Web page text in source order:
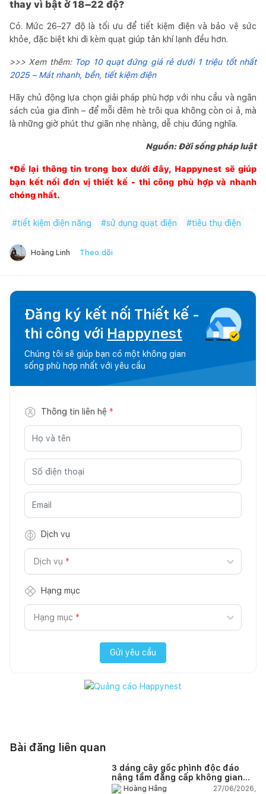
thay vì bật ở 18–22 độ?
Có. Mức 26–27 độ là tối ưu để tiết kiệm điện và bảo vệ sức
khỏe, đặc biệt khi đi kèm quạt giúp tản khí lạnh đều hơn.
>>> Xem thêm: Top 10 quạt đứng giá rẻ dưới 1 triệu tốt nhất
2025 – Mát nhanh, bền, tiết kiệm điện
Hãy chủ động lựa chọn giải pháp phù hợp với nhu cầu và ngân
sách của gia đình – để mỗi đêm hè trôi qua không còn oi ả, mà
là những giờ phút thư giãn nhẹ nhàng, dễ chịu đúng nghĩa.
Nguồn: Đời sống pháp luật
*Để lại thông tin trong box dưới đây, Happynest sẽ giúp
bạn kết nối đơn vị thiết kế - thi công phù hợp và nhanh
chóng nhất.
#tiết kiệm điện năng #sử dụng quạt điện #tiêu thụ điện
Hoàng Linh Theo dõi
Đăng ký kết nối Thiết kế -
thi công với Happynest
Chúng tôi sẽ giúp bạn có một không gian
sống phù hợp nhất với yêu cầu
Thông tin liên hệ *
Dịch vụ
Dịch vụ *
Hạng mục
Hạng mục *
Gửi yêu cầu
Bài đăng liên quan
3 dáng cây gốc phình độc đáo
nâng tầm đẳng cấp không gian
sốngHoàng Hằng
27/06/2026,